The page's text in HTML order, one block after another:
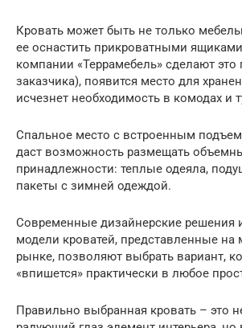
Кровать может быть не только
ее оснастить прикроватными
компании «Террамебель» сделают
заказчика), появится место для
исчезнет необходимость в комодах и
Спальное место с встроенным
даст возможность размещать
принадлежности: теплые одеяла,
пакеты с зимней одеждой.
Современные дизайнерские решения
модели кроватей, представленные на
рынке, позволяют выбрать вариант,
«впишется» практически в любое
Правильно выбранная кровать – это